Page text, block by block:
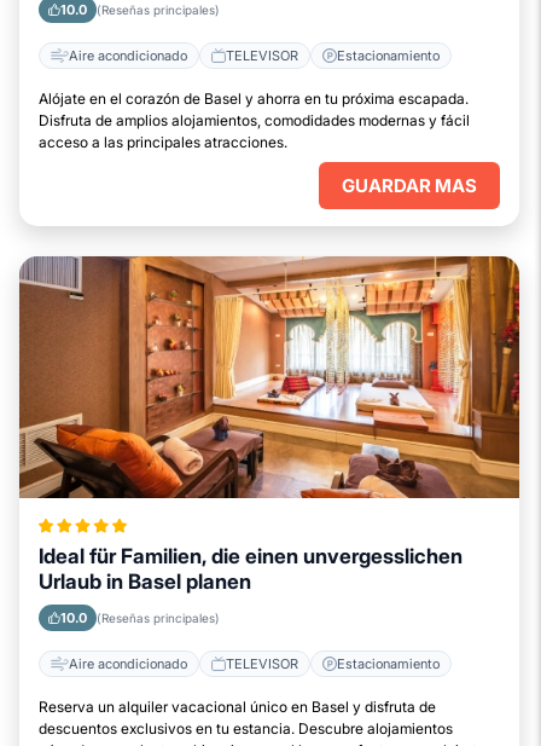
10.0 (Reseñas principales)
Aire acondicionado TELEVISOR Estacionamiento
Alójate en el corazón de Basel y ahorra en tu próxima escapada.
Disfruta de amplios alojamientos, comodidades modernas y fácil
acceso a las principales atracciones.
GUARDAR MAS
Ideal für Familien, die einen unvergesslichen
Urlaub in Basel planen
10.0 (Reseñas principales)
Aire acondicionado TELEVISOR Estacionamiento
Reserva un alquiler vacacional único en Basel y disfruta de
descuentos exclusivos en tu estancia. Descubre alojamientos